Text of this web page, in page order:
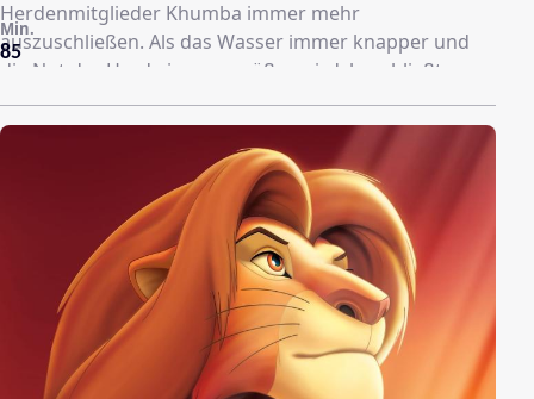
Herdenmitglieder Khumba immer mehr
auszuschließen. Als das Wasser immer knapper und
die Not der Herde immer größer wird, beschließt
Khumba alleine aufzubrechen, um seine vermeintlich
verloren gegangenen Streifen wiederzufinden und das
Wasser zurückzubringen. Auf seiner Reise begegnet er
der Gnufrau Mama V, die sich dem üblichen Verhalten
von Gnus widersetzt und keine hingebungsvolle
Mutter sein möchte. Ironischer Weise kümmert sie
sich hingebungsvoll um Strauß Bradley, mit dem sie
zusammen durch die Wildnis zieht. Zusammen
begeben sie sich auf die Suche nach einem
verborgenen Wasserloch, deren Lage ihnen von einer
mysteriösen Heuschrecke verraten worden ist.
85
Min.